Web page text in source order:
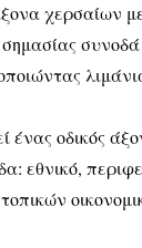
χερσαίων
σημασίας
ένας οδικός
εθνικό,